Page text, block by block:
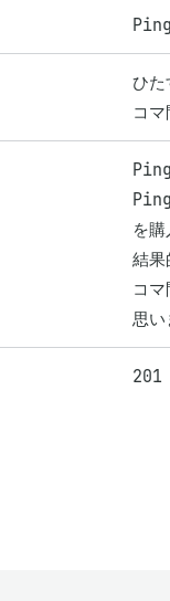
ひ
コマ
を
結果
コ
思い
201